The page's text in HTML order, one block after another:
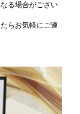
る場合がござい
らお気軽にご連